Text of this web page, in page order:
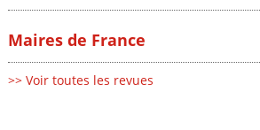
Maires de France
>> Voir toutes les revues